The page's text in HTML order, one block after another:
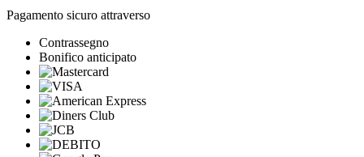
Pagamento sicuro attraverso
Contrassegno
Bonifico anticipato